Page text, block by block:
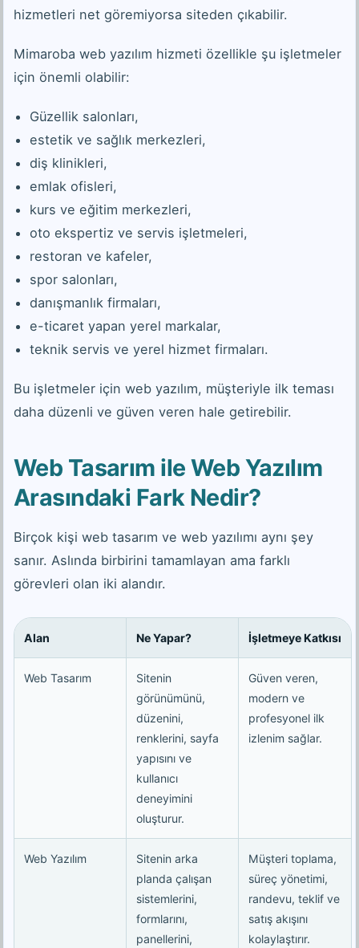
hizmetleri net göremiyorsa siteden çıkabilir.
Mimaroba web yazılım hizmeti özellikle şu işletmeler
için önemli olabilir:
Güzellik salonları,
estetik ve sağlık merkezleri,
diş klinikleri,
emlak ofisleri,
kurs ve eğitim merkezleri,
oto ekspertiz ve servis işletmeleri,
restoran ve kafeler,
spor salonları,
danışmanlık firmaları,
e-ticaret yapan yerel markalar,
teknik servis ve yerel hizmet firmaları.
Bu işletmeler için web yazılım, müşteriyle ilk teması
daha düzenli ve güven veren hale getirebilir.
Web Tasarım ile Web Yazılım
Arasındaki Fark Nedir?
Birçok kişi web tasarım ve web yazılımı aynı şey
sanır. Aslında birbirini tamamlayan ama farklı
görevleri olan iki alandır.
Alan Ne Yapar? İşletmeye Katkısı
Web Tasarım
Sitenin
görünümünü,
düzenini,
renklerini, sayfa
yapısını ve
kullanıcı
deneyimini
oluşturur.
Güven veren,
modern ve
profesyonel ilk
izlenim sağlar.
Web Yazılım
Sitenin arka
planda çalışan
sistemlerini,
formlarını,
panellerini,
Müşteri toplama,
süreç yönetimi,
randevu, teklif ve
satış akışını
kolaylaştırır.